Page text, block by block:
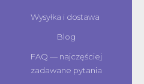
Wysyłka i dostawa
Blog
FAQ — najczęściej
zadawane pytania